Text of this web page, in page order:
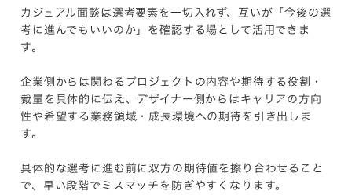
カジュアル面談は選考要素を一切入れず、互いが「今後の選
考に進んでもいいのか」を確認する場として活用できま
す。
企業側からは関わるプロジェクトの内容や期待する役割・
裁量を具体的に伝え、デザイナー側からはキャリアの方向
性や希望する業務領域・成長環境への期待を引き出しま
す。
具体的な選考に進む前に双方の期待値を擦り合わせること
で、早い段階でミスマッチを防ぎやすくなります。